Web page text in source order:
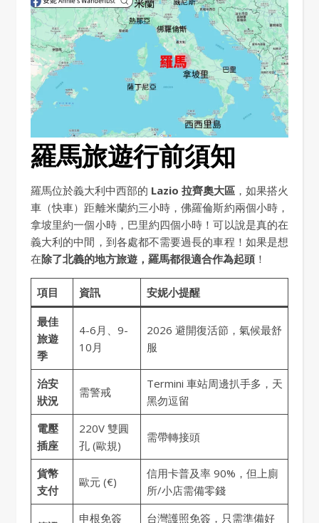
羅馬旅遊行前須知
羅馬位於義大利中西部的 Lazio 拉齊奧大區 ，如果搭火
車（快車）距離米蘭約三小時，佛羅倫斯約兩個小時，
拿坡里約一個小時，巴里約四個小時！可以說是真的在
義大利的中間，到各處都不需要過長的車程！如果是想
在除了北義的地方旅遊，羅馬都很適合作為起頭 ！
項目 資訊 安妮小提醒
最佳
旅遊
季
4-6月、9-
10月
2026 避開復活節，氣候最舒
服
治安
狀況
需警戒
Termini 車站周邊扒手多，天
黑勿逗留
電壓
插座
220V 雙圓
孔 (歐規)
需帶轉接頭
貨幣
支付
歐元 (€)
信用卡普及率 90%，但上廁
所/小店需備零錢
申根免簽 台灣護照免簽，只需準備好